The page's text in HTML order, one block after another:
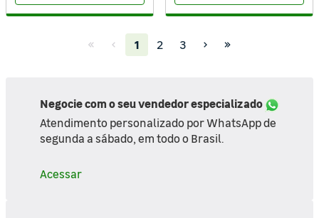
1(current)
2 3
Negocie com o seu vendedor especializado
Atendimento personalizado por WhatsApp de
segunda a sábado, em todo o Brasil.
Acessar